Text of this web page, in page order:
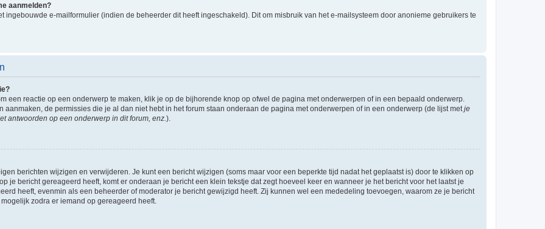
aanmelden?
e-mailformulier (indien de beheerder dit heeft ingeschakeld). Dit om misbruik van het e-mailsysteem door anonieme gebruikers te
een reactie op een onderwerp te maken, klik je op de bijhorende knop op ofwel de pagina met onderwerpen of in een bepaald onderwerp.
de permissies die je al dan niet hebt in het forum staan onderaan de pagina met onderwerpen of in een onderwerp (de lijst met je
antwoorden op een onderwerp in dit forum, enz. ).
berichten wijzigen en verwijderen. Je kunt een bericht wijzigen (soms maar voor een beperkte tijd nadat het geplaatst is) door te klikken op
je bericht gereageerd heeft, komt er onderaan je bericht een klein tekstje dat zegt hoeveel keer en wanneer je het bericht voor het laatst je
heeft, evenmin als een beheerder of moderator je bericht gewijzigd heeft. Zij kunnen wel een mededeling toevoegen, waarom ze je bericht
zodra er iemand op gereageerd heeft.